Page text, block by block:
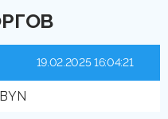
19.02.2025 16:04:21